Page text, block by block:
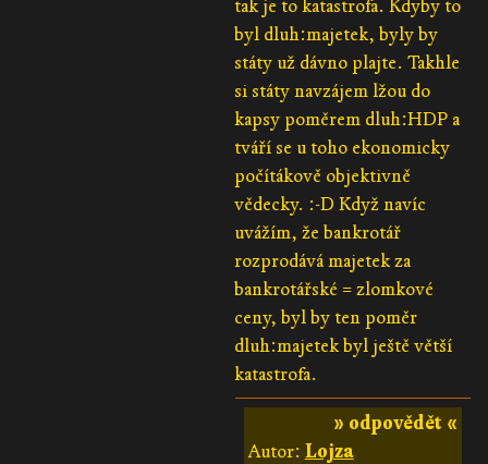
tak je to katastrofa. Kdyby to
byl dluh:majetek, byly by
státy už dávno plajte. Takhle
si státy navzájem lžou do
kapsy poměrem dluh:HDP a
tváří se u toho ekonomicky
počítákově objektivně
vědecky. :-D Když navíc
uvážím, že bankrotář
rozprodává majetek za
bankrotářské = zlomkové
ceny, byl by ten poměr
dluh:majetek byl ještě větší
katastrofa.
» odpovědět «
Autor: Lojza